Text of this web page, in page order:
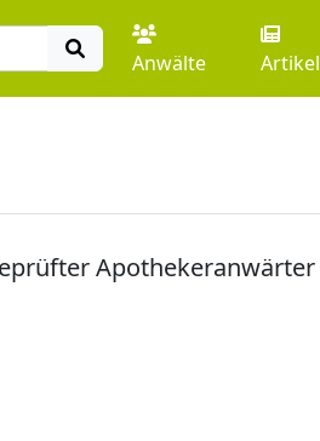
Anwälte Artikel
Apothekeranwärter